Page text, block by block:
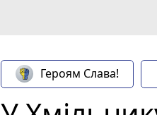
Героям Слава!